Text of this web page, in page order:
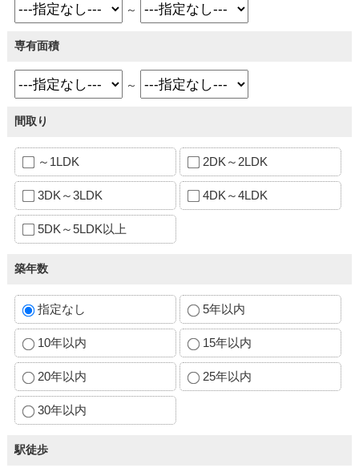
～
専有面積
～
間取り
～1LDK 2DK～2LDK
3DK～3LDK 4DK～4LDK
5DK～5LDK以上
築年数
指定なし 5年以内
10年以内 15年以内
20年以内 25年以内
30年以内
駅徒歩